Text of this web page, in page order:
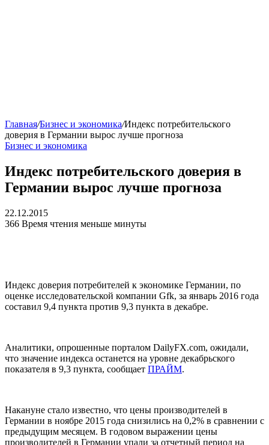
Главная/Бизнес и экономика/Индекс потребительского
доверия в Германии вырос лучше прогноза
Бизнес и экономика
Индекс потребительского доверия в
Германии вырос лучше прогноза
22.12.2015
366 Время чтения меньше минуты
Индекс доверия потребителей к экономике Германии, по
оценке исследовательской компании Gfk, за январь 2016 года
составил 9,4 пункта против 9,3 пункта в декабре.
Аналитики, опрошенные порталом DailyFX.com, ожидали,
что значение индекса останется на уровне декабрьского
показателя в 9,3 пункта, сообщает ПРАЙМ.
Накануне стало известно, что цены производителей в
Германии в ноябре 2015 года снизились на 0,2% в сравнении с
предыдущим месяцем. В годовом выражении цены
производителей в Германии упали за отчетный период на